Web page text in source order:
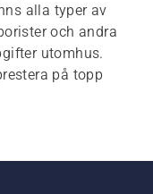
alla typer av
och andra
utomhus.
på topp